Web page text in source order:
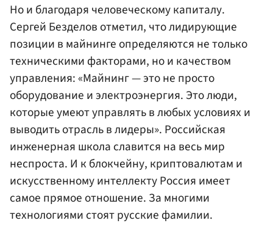
Но и благодаря человеческому капиталу.
Сергей Безделов отметил, что лидирующие
позиции в майнинге определяются не только
техническими факторами, но и качеством
управления: «Майнинг — это не просто
оборудование и электроэнергия. Это люди,
которые умеют управлять в любых условиях и
выводить отрасль в лидеры». Российская
инженерная школа славится на весь мир
неспроста. И к блокчейну, криптовалютам и
искусственному интеллекту Россия имеет
самое прямое отношение. За многими
технологиями стоят русские фамилии.